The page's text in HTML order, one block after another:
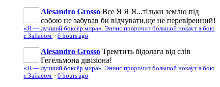
Alesandro Grosso Все Я Я Я...тільки землю під
собою не забував би відчувати,ще не перевіренний!
«Я — лучший боксёр мира». Эннис пророчит большой нокаут в бою
с Зайасом · 6 hours ago
Alesandro Grosso Тремтить бідолага від слів
Гегельмона дівізіона!
«Я — лучший боксёр мира». Эннис пророчит большой нокаут в бою
с Зайасом · 6 hours ago